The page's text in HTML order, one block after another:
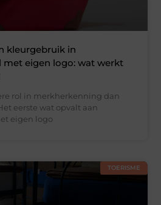
kleurgebruik in
eigen logo: wat werkt
rol in merkherkenning dan
eerste wat opvalt aan
eigen logo
TOERISME